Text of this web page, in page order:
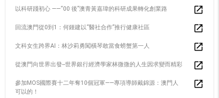
以科研踐初心 ——“00 後”澳青黃嘉瑋的科研成果轉化創業路
回流澳門從0到1：何鍾建以“醫社合作”推行健康社區
文科女生跨界AI：林沙莉勇闖橫琴敢當食螃蟹第一人
從澳門向世界出發--世界銀行經濟學家林微微的人生因求變而精彩
參加MOS國際賽十二年奪10個冠軍——專項導師戴錦源：澳門人
可以的！